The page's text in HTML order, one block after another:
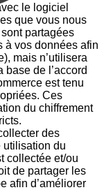
le logiciel
que vous nous
partagées
à vos données afin
mais n’utilisera
base de l’accord
est tenu
Ces
du chiffrement
des
utilisation du
collectée et/ou
de partager les
afin d’améliorer